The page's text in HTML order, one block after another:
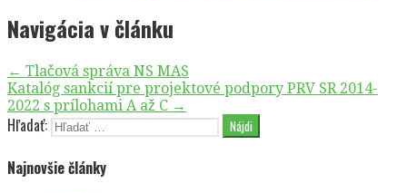
Navigácia v článku
← Tlačová správa NS MAS
Katalóg sankcií pre projektové podpory PRV SR 2014-
2022 s prílohami A až C →
Hľadať:
Najnovšie články